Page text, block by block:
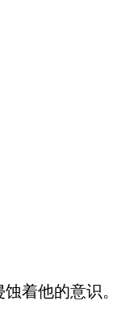
着他的意识。